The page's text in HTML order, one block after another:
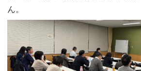
ん。